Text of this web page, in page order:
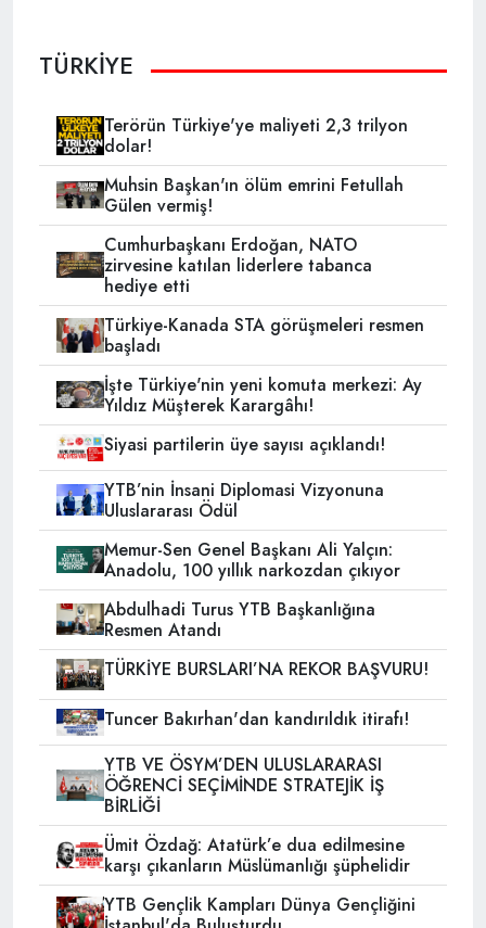
TÜRKİYE
Terörün Türkiye'ye maliyeti 2,3 trilyon
dolar!
Muhsin Başkan'ın ölüm emrini Fetullah
Gülen vermiş!
Cumhurbaşkanı Erdoğan, NATO
zirvesine katılan liderlere tabanca
hediye etti
Türkiye-Kanada STA görüşmeleri resmen
başladı
İşte Türkiye'nin yeni komuta merkezi: Ay
Yıldız Müşterek Karargâhı!
Siyasi partilerin üye sayısı açıklandı!
YTB’nin İnsani Diplomasi Vizyonuna
Uluslararası Ödül
Memur-Sen Genel Başkanı Ali Yalçın:
Anadolu, 100 yıllık narkozdan çıkıyor
Abdulhadi Turus YTB Başkanlığına
Resmen Atandı
TÜRKİYE BURSLARI’NA REKOR BAŞVURU!
Tuncer Bakırhan'dan kandırıldık itirafı!
YTB VE ÖSYM’DEN ULUSLARARASI
ÖĞRENCİ SEÇİMİNDE STRATEJİK İŞ
BİRLİĞİ
Ümit Özdağ: Atatürk’e dua edilmesine
karşı çıkanların Müslümanlığı şüphelidir
YTB Gençlik Kampları Dünya Gençliğini